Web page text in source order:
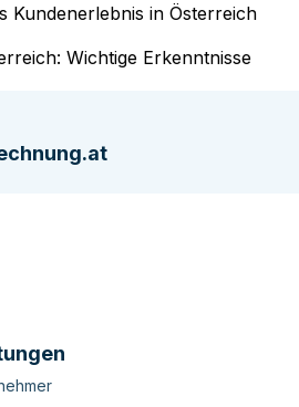
Kundenerlebnis in Österreich
Wichtige Erkenntnisse